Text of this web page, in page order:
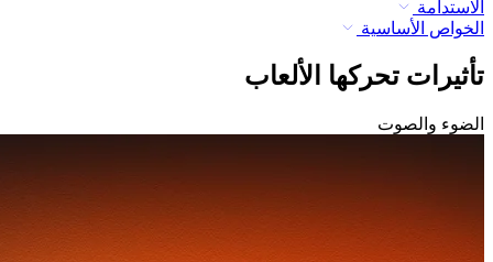
الاستدامة
الخواص الأساسية
تأثيرات تحركها الألعاب
الضوء والصوت